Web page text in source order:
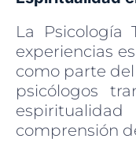
La Psicología
experiencias
como parte
psicólogos
comprensión